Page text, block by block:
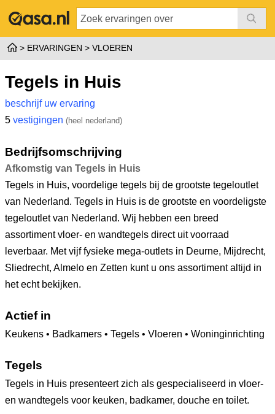
ERVARINGEN VLOEREN
Tegels in Huis
beschrijf uw ervaring
5 vestigingen (heel nederland)
Bedrijfsomschrijving
Afkomstig van Tegels in Huis
Tegels in Huis, voordelige tegels bij de grootste tegeloutlet
van Nederland. Tegels in Huis is de grootste en voordeligste
tegeloutlet van Nederland. Wij hebben een breed
assortiment vloer- en wandtegels direct uit voorraad
leverbaar. Met vijf fysieke mega-outlets in Deurne, Mijdrecht,
Sliedrecht, Almelo en Zetten kunt u ons assortiment altijd in
het echt bekijken.
Actief in
Keukens • Badkamers • Tegels • Vloeren • Woninginrichting
Tegels
Tegels in Huis presenteert zich als gespecialiseerd in vloer-
en wandtegels voor keuken, badkamer, douche en toilet.